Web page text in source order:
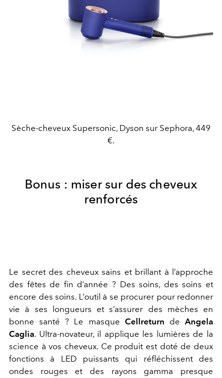
Sèche-cheveux Supersonic, Dyson sur Sephora, 449
€.
Bonus : miser sur des cheveux
renforcés
Le secret des cheveux sains et brillant à l’approche
des fêtes de fin d’année ? Des soins, des soins et
encore des soins. L’outil à se procurer pour redonner
vie à ses longueurs et s’assurer des mèches en
bonne santé ? Le masque Cellreturn deAngela
Caglia. Ultra-novateur, il applique les lumières de la
science à vos cheveux. Ce produit est doté de deux
fonctions à LED puissants qui réfléchissent des
ondes rouges et des rayons gamma presque